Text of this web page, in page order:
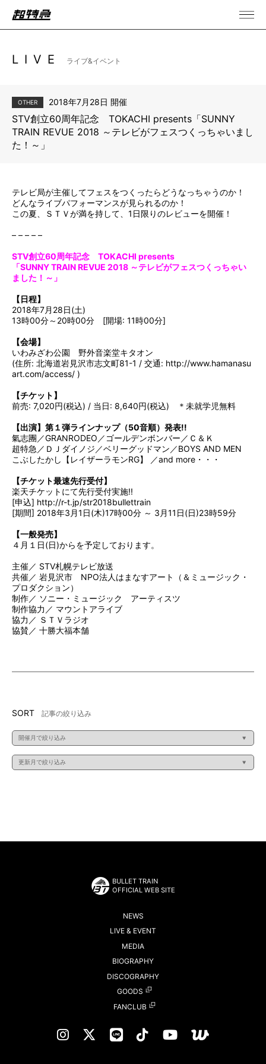
LIVE ライブ&イベント
OTHER 2018年7月28日 開催
STV創立60周年記念 TOKACHI presents「SUNNY
TRAIN REVUE 2018 ～テレビがフェスつくっちゃいまし
た！～」
テレビ局が主催してフェスをつくったらどうなっちゃうのか！
どんなライブパフォーマンスが見られるのか！
この夏、ＳＴＶが満を持して、1日限りのレビューを開催！
– – – – –
STV創立60周年記念 TOKACHI presents
「SUNNY TRAIN REVUE 2018 ～テレビがフェスつくっちゃい
ました！～」
【日程】
2018年7月28日(土)
13時00分～20時00分 [開場: 11時00分]
【会場】
いわみざわ公園 野外音楽堂キタオン
(住所: 北海道岩見沢市志文町81-1 / 交通: http://www.hamanasu
art.com/access/ )
【チケット】
前売: 7,020円(税込) / 当日: 8,640円(税込) ＊未就学児無料
【出演】第１弾ラインナップ（50音順）発表!!
氣志團／GRANRODEO／ゴールデンボンバー／Ｃ＆Ｋ
超特急／ＤＪダイノジ／ベリーグッドマン／BOYS AND MEN
こぶしたかし【レイザーラモンRG】 ／and more・・・
【チケット最速先行受付】
楽天チケットにて先行受付実施!!
[申込] http://r-t.jp/str2018bullettrain
[期間] 2018年3月1日(木)17時00分 ～ 3月11日(日)23時59分
【一般発売】
４月１日(日)からを予定しております。
主催／ STV札幌テレビ放送
共催／ 岩見沢市 NPO法人はまなすアート（＆ミュージック・
プロダクション）
制作／ ソニー・ミュージック アーティスツ
制作協力／ マウントアライブ
協力／ ＳＴＶラジオ
協賛／ 十勝大福本舗
SORT 記事の絞り込み
BULLET TRAIN
OFFICIAL WEB SITE
NEWS
LIVE & EVENT
MEDIA
BIOGRAPHY
DISCOGRAPHY
GOODS
FANCLUB